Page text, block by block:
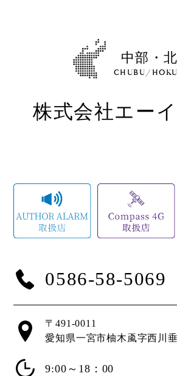
Compatibility
Contact
中部・
CHUBU/
株式会社エー
0586-58-5069
〒491-0011
愛知県一宮市柚木颪字西川
9:00～18：00